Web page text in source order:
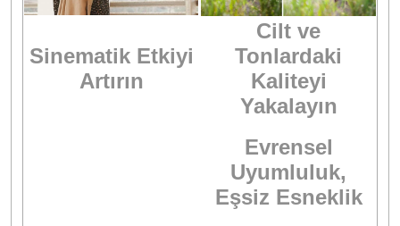
Sinematik Etkiyi
Artırın
Cilt ve
Tonlardaki
Kaliteyi
Yakalayın
Evrensel
Uyumluluk,
Eşsiz Esneklik